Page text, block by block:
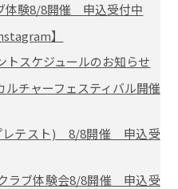
体験8/8開催 申込受付中
】
スケジュールのお知らせ
チャーフェスティバル開催
レテスト) 8/8開催 申込受
ラブ体験会8/8開催 申込受